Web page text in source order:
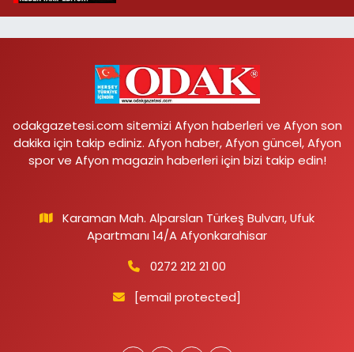
odakgazetesi.com sitemizi Afyon haberleri ve Afyon son
dakika için takip ediniz. Afyon haber, Afyon güncel, Afyon
spor ve Afyon magazin haberleri için bizi takip edin!
Karaman Mah. Alparslan Türkeş Bulvarı, Ufuk
Apartmanı 14/A Afyonkarahisar
0272 212 21 00
[email protected]